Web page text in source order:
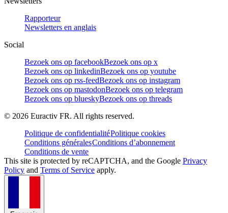
Rapporteur
Newsletters en anglais
Social
Bezoek ons op facebookBezoek ons op x
Bezoek ons op linkedinBezoek ons op youtube
Bezoek ons op rss-feedBezoek ons op instagram
Bezoek ons op mastodonBezoek ons op telegram
Bezoek ons op blueskyBezoek ons op threads
© 2026 Euractiv FR. All rights reserved.
Politique de confidentialitéPolitique cookies
Conditions généralesConditions d’abonnement
Conditions de vente
This site is protected by reCAPTCHA, and the Google Privacy
Policy and Terms of Service apply.